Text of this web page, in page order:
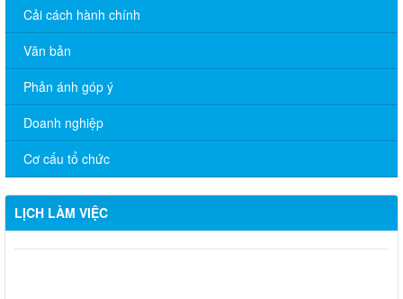
Cải cách hành chính
Văn bản
Phản ánh góp ý
Doanh nghiệp
Cơ cấu tổ chức
LỊCH LÀM VIỆC